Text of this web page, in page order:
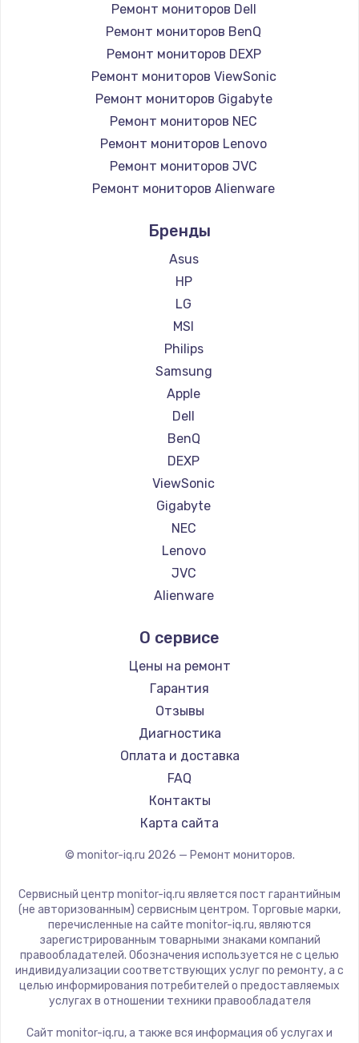
Ремонт мониторов Dell
Ремонт мониторов BenQ
Ремонт мониторов DEXP
Ремонт мониторов ViewSonic
Ремонт мониторов Gigabyte
Ремонт мониторов NEC
Ремонт мониторов Lenovo
Ремонт мониторов JVC
Ремонт мониторов Alienware
Ремонт мониторов Thunderobot
Ремонт мониторов Hisense
Ремонт мониторов АОС
Ремонт мониторов Ardor
Ремонт мониторов Machenike
Ремонт мониторов iru
Ремонт мониторов Titan Army
Ремонт мониторов iFFALCON
Ремонт мониторов Dahua
Бренды
Asus
HP
LG
MSI
Philips
Samsung
Apple
Dell
BenQ
DEXP
ViewSonic
Gigabyte
NEC
Lenovo
JVC
Alienware
Thunderobot
Hisense
АОС
Ardor
Machenike
iru
Titan Army
iFFALCON
Dahua
О сервисе
Цены на ремонт
Гарантия
Отзывы
Диагностика
Оплата и доставка
FAQ
Контакты
Карта сайта
© monitor-iq.ru 2026 — Ремонт мониторов.
Сервисный центр monitor-iq.ru является пост гарантийным
(не авторизованным) сервисным центром. Торговые марки,
перечисленные на сайте monitor-iq.ru, являются
зарегистрированным товарными знаками компаний
правообладателей. Обозначения используется не с целью
индивидуализации соответствующих услуг по ремонту, а с
целью информирования потребителей о предоставляемых
услугах в отношении техники правообладателя
Сайт monitor-iq.ru, а также вся информация об услугах и